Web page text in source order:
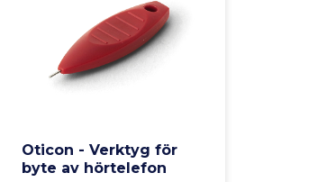
Oticon - Verktyg för
byte av hörtelefon